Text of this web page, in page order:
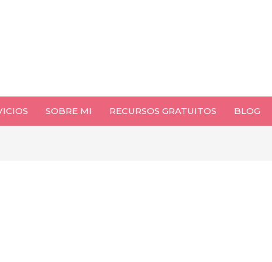
SOBRE MI RECURSOS GRATUITOS BLOG